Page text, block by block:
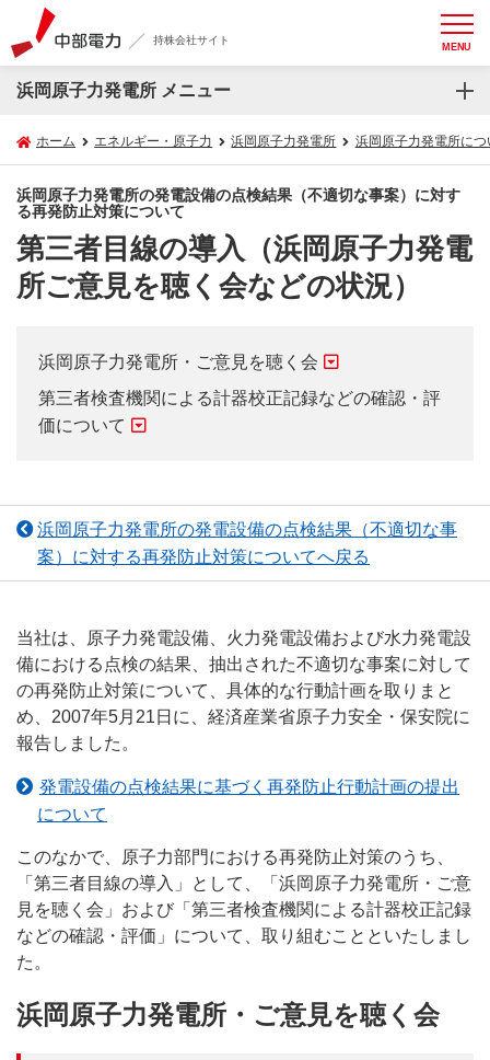
持株会社サイト MENU
浜岡原子力発電所 メニュー
ホーム エネルギー・原子力 浜岡原子力発電所 浜岡原子力発電所につ
浜岡原子力発電所の発電設備の点検結果（不適切な事案）に対す
る再発防止対策について
第三者目線の導入（浜岡原子力発電
所ご意見を聴く会などの状況）
浜岡原子力発電所・ご意見を聴く会
第三者検査機関による計器校正記録などの確認・評
価について
浜岡原子力発電所の発電設備の点検結果（不適切な事
案）に対する再発防止対策についてへ戻る
当社は、原子力発電設備、火力発電設備および水力発電設
備における点検の結果、抽出された不適切な事案に対して
の再発防止対策について、具体的な行動計画を取りまと
め、2007年5月21日に、経済産業省原子力安全・保安院に
報告しました。
発電設備の点検結果に基づく再発防止行動計画の提出
について
このなかで、原子力部門における再発防止対策のうち、
「第三者目線の導入」として、「浜岡原子力発電所・ご意
見を聴く会」および「第三者検査機関による計器校正記録
などの確認・評価」について、取り組むことといたしまし
た。
浜岡原子力発電所・ご意見を聴く会